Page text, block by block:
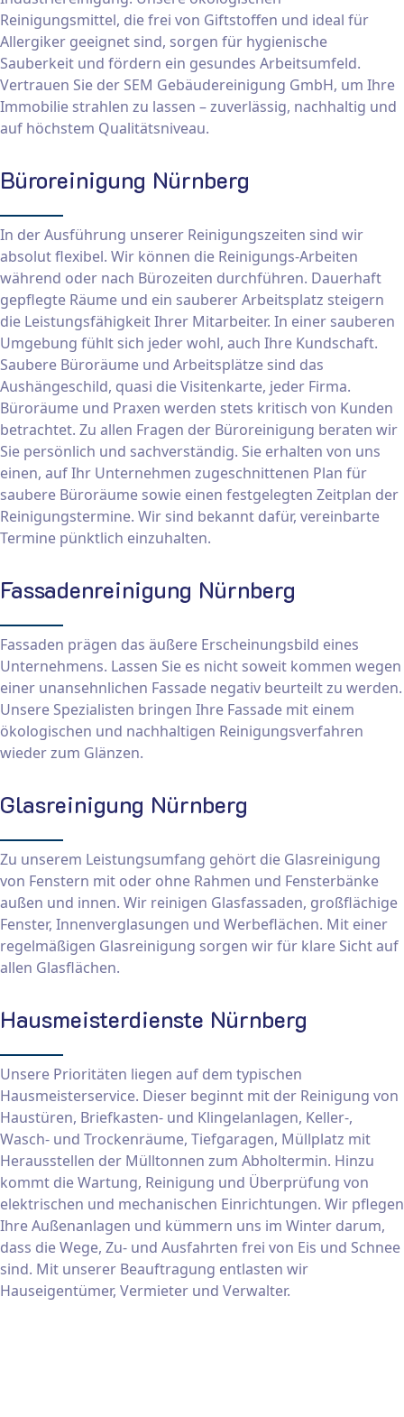
Reinigungsmittel, die frei von Giftstoffen und ideal für
Allergiker geeignet sind, sorgen für hygienische
Sauberkeit und fördern ein gesundes Arbeitsumfeld.
Vertrauen Sie der SEM Gebäudereinigung GmbH, um Ihre
Immobilie strahlen zu lassen – zuverlässig, nachhaltig und
auf höchstem Qualitätsniveau.
Büroreinigung Nürnberg
In der Ausführung unserer Reinigungszeiten sind wir
absolut flexibel. Wir können die Reinigungs-Arbeiten
während oder nach Bürozeiten durchführen. Dauerhaft
gepflegte Räume und ein sauberer Arbeitsplatz steigern
die Leistungsfähigkeit Ihrer Mitarbeiter. In einer sauberen
Umgebung fühlt sich jeder wohl, auch Ihre Kundschaft.
Saubere Büroräume und Arbeitsplätze sind das
Aushängeschild, quasi die Visitenkarte, jeder Firma.
Büroräume und Praxen werden stets kritisch von Kunden
betrachtet. Zu allen Fragen der Büroreinigung beraten wir
Sie persönlich und sachverständig. Sie erhalten von uns
einen, auf Ihr Unternehmen zugeschnittenen Plan für
saubere Büroräume sowie einen festgelegten Zeitplan der
Reinigungstermine. Wir sind bekannt dafür, vereinbarte
Termine pünktlich einzuhalten.
Fassadenreinigung Nürnberg
Fassaden prägen das äußere Erscheinungsbild eines
Unternehmens. Lassen Sie es nicht soweit kommen wegen
einer unansehnlichen Fassade negativ beurteilt zu werden.
Unsere Spezialisten bringen Ihre Fassade mit einem
ökologischen und nachhaltigen Reinigungsverfahren
wieder zum Glänzen.
Glasreinigung Nürnberg
Zu unserem Leistungsumfang gehört die Glasreinigung
von Fenstern mit oder ohne Rahmen und Fensterbänke
außen und innen. Wir reinigen Glasfassaden, großflächige
Fenster, Innenverglasungen und Werbeflächen. Mit einer
regelmäßigen Glasreinigung sorgen wir für klare Sicht auf
allen Glasflächen.
Hausmeisterdienste Nürnberg
Unsere Prioritäten liegen auf dem typischen
Hausmeisterservice. Dieser beginnt mit der Reinigung von
Haustüren, Briefkasten- und Klingelanlagen, Keller-,
Wasch- und Trockenräume, Tiefgaragen, Müllplatz mit
Herausstellen der Mülltonnen zum Abholtermin. Hinzu
kommt die Wartung, Reinigung und Überprüfung von
elektrischen und mechanischen Einrichtungen. Wir pflegen
Ihre Außenanlagen und kümmern uns im Winter darum,
dass die Wege, Zu- und Ausfahrten frei von Eis und Schnee
sind. Mit unserer Beauftragung entlasten wir
Hauseigentümer, Vermieter und Verwalter.